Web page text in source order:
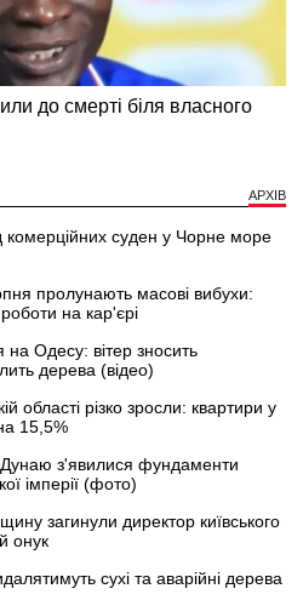
АРХІВ
суден у Чорне море
пролунають масові вибухи:
на кар'єрі
Одесу: вітер зносить
дерева (відео)
області різко зросли: квартири у
15,5%
Дунаю з'явилися фундаменти
імперії (фото)
загинули директор київського
онук
сухі та аварійні дерева